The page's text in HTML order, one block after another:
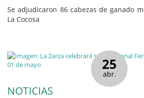
Se adjudicaron 86 cabezas de ganado
La Cocosa
25
abr.
NOTICIAS